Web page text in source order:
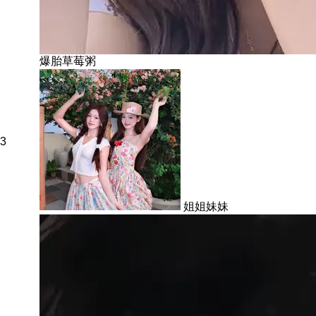
爆胎草莓粥
3
姐姐妹妹